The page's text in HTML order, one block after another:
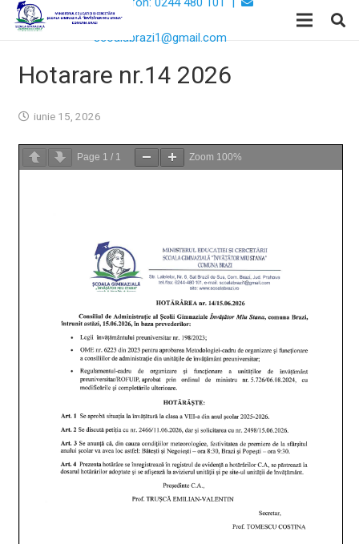
Email:
scoalabrazi1@gmail.com
Hotarare nr.14 2026
iunie 15, 2026
Page 1 / 1 Zoom 100%